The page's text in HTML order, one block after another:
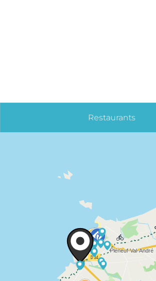
Restaurants